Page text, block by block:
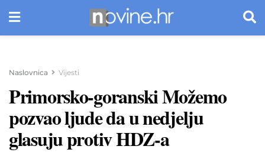
Naslovnica Vijesti
Primorsko-goranski Možemo
pozvao ljude da u nedjelju
glasuju protiv HDZ-a